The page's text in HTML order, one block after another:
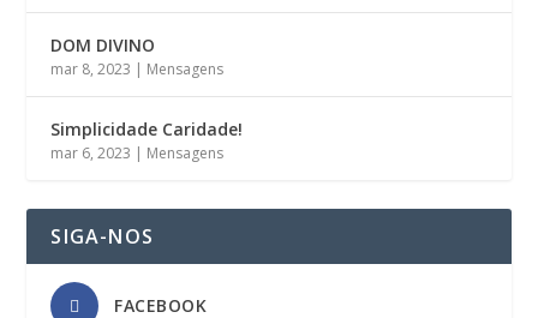
DOM DIVINO
mar 8, 2023 | Mensagens
Simplicidade Caridade!
mar 6, 2023 | Mensagens
SIGA-NOS
FACEBOOK